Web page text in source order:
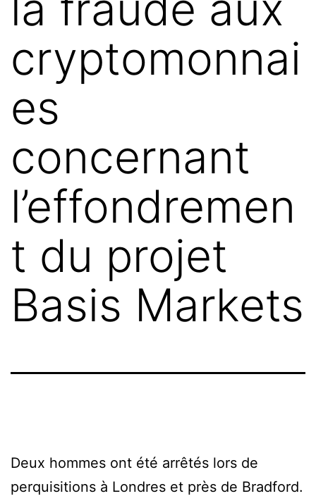
cryptomonnai
es
concernant
l’effondremen
t du projet
Basis Markets
Deux hommes ont été arrêtés lors de
perquisitions à Londres et près de Bradford.